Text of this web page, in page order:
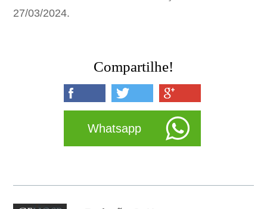
27/03/2024.
Compartilhe!
Whatsapp